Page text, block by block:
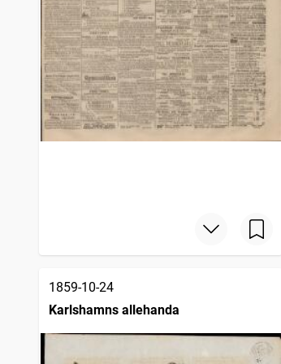
1859-10-24
Karlshamns allehanda